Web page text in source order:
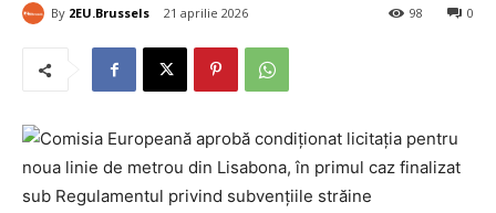
By 2EU.Brussels 21 aprilie 2026 0
98